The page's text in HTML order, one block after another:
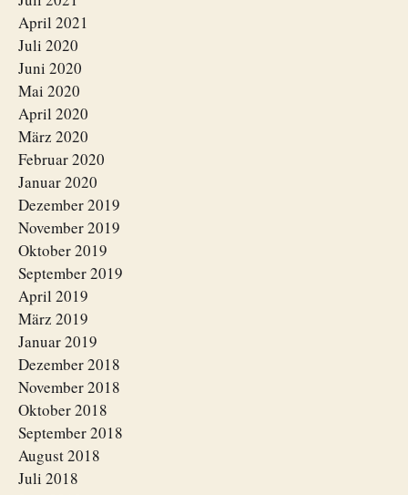
April 2021
Juli 2020
Juni 2020
Mai 2020
April 2020
März 2020
Februar 2020
Januar 2020
Dezember 2019
November 2019
Oktober 2019
September 2019
April 2019
März 2019
Januar 2019
Dezember 2018
November 2018
Oktober 2018
September 2018
August 2018
Juli 2018